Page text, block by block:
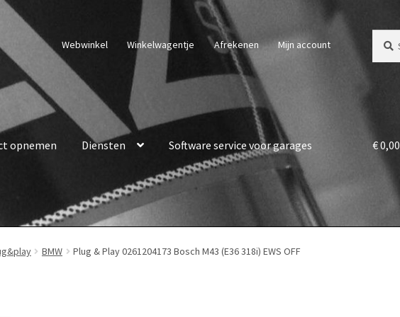
Webwinkel Winkelwagentje Afrekenen Mijn account
voor:
opnemen Diensten Software service voor garages €0,00
BMW Plug & Play 0261204173 Bosch M43 (E36 318i) EWS OFF